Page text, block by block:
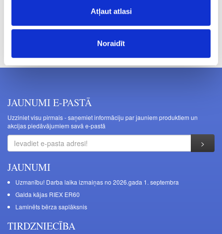
Atļaut atlasi
Noraidīt
Cenas norādītas bez PVN. Cenas var tikt mainītas bez iepriekšēja
JAUNUMI E-PASTĀ
Uzziniet visu pirmais - saņemiet informāciju par jauniem produktiem un
akcijas piedāvājumiem savā e-pastā
JAUNUMI
Uzmanību! Darba laika izmaiņas no 2026.gada 1. septembra
Galda kājas RIEX ER60
Laminēts bērza saplāksnis
TIRDZNIECĪBA